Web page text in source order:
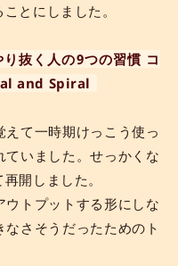
とにしました。
抜く人の9つの習慣 コ
and Spiral
て一時期けっこう使っ
いました。せっかくな
開しました。
トプットする形にしな
さそうだったためのト